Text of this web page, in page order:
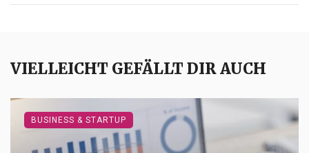
VIELLEICHT GEFÄLLT DIR AUCH
BUSINESS & STARTUP